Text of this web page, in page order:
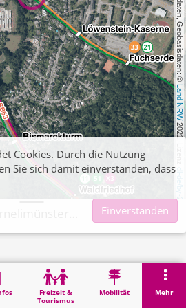
, Kartendaten, Geobasisdaten: ©
Land NRW
2021, Lizenz
dl-de/by-2-0
Freizeit &
Tourismus
Mobilität Mehr
Cookies. Durch die Nutzung
Sie sich damit einverstanden, dass
Einverstanden